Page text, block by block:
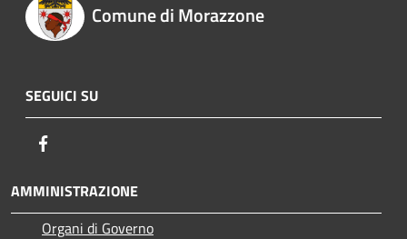
Comune di Morazzone
SEGUICI SU
AMMINISTRAZIONE
Organi di Governo